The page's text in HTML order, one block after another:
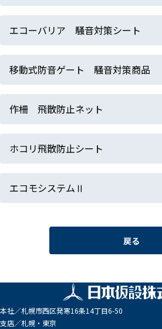
エコーバリア 騒音対策シート
移動式防音ゲート 騒音対策商品
作柵 飛散防止ネット
ホコリ飛散防止シート
エコモシステムⅡ
戻る
本社／札幌市西区発寒16条14丁目6-50
支店／札幌・東京